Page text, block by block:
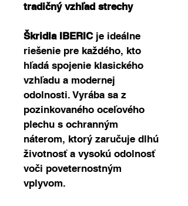
tradičný vzhľad strechy
Škridla IBERIC je ideálne
riešenie pre každého, kto
hľadá spojenie klasického
vzhľadu a modernej
odolnosti. Vyrába sa z
pozinkovaného oceľového
plechu s ochranným
náterom, ktorý zaručuje dlhú
životnosť a vysokú odolnosť
voči poveternostným
vplyvom.